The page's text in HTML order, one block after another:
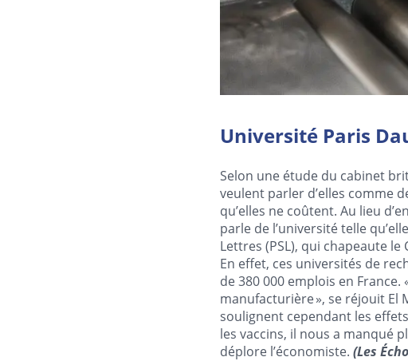
Université Paris
Selon une étude du cabinet
veulent parler d’elles comme
qu’elles ne coûtent. Au lieu
parle de l’université telle
Lettres (PSL), qui chapeaute
En effet, ces universités de
de 380 000 emplois en
manufacturière », se réjouit El
soulignent cependant les
les vaccins, il nous a manqué
déplore l’économiste. (Les